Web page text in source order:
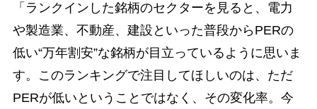
「ランクインした銘柄のセクターを見ると、電力
や製造業、不動産、建設といった普段からPERの
低い“万年割安”な銘柄が目立っているように思いま
す。このランキングで注目してほしいのは、ただ
PERが低いということではなく、その変化率。今